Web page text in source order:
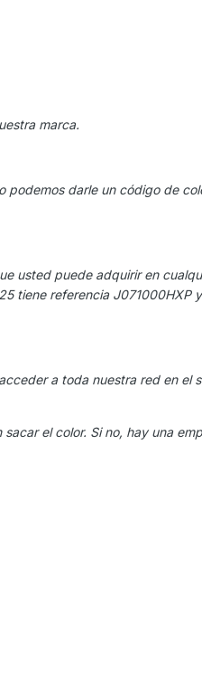
marca.
podemos darle un código de
usted puede adquirir en
tiene referencia J071000HXP
a toda nuestra red en el
el color. Si no, hay una